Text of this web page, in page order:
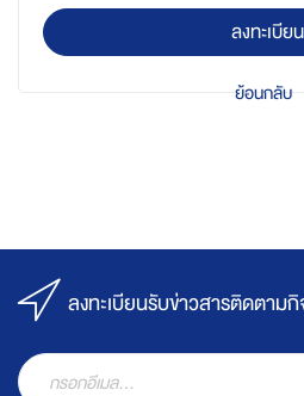
ลงทะเบียน
ย้อนกลับ
ลงทะเบียนรับข่าวสารติดตามกิ